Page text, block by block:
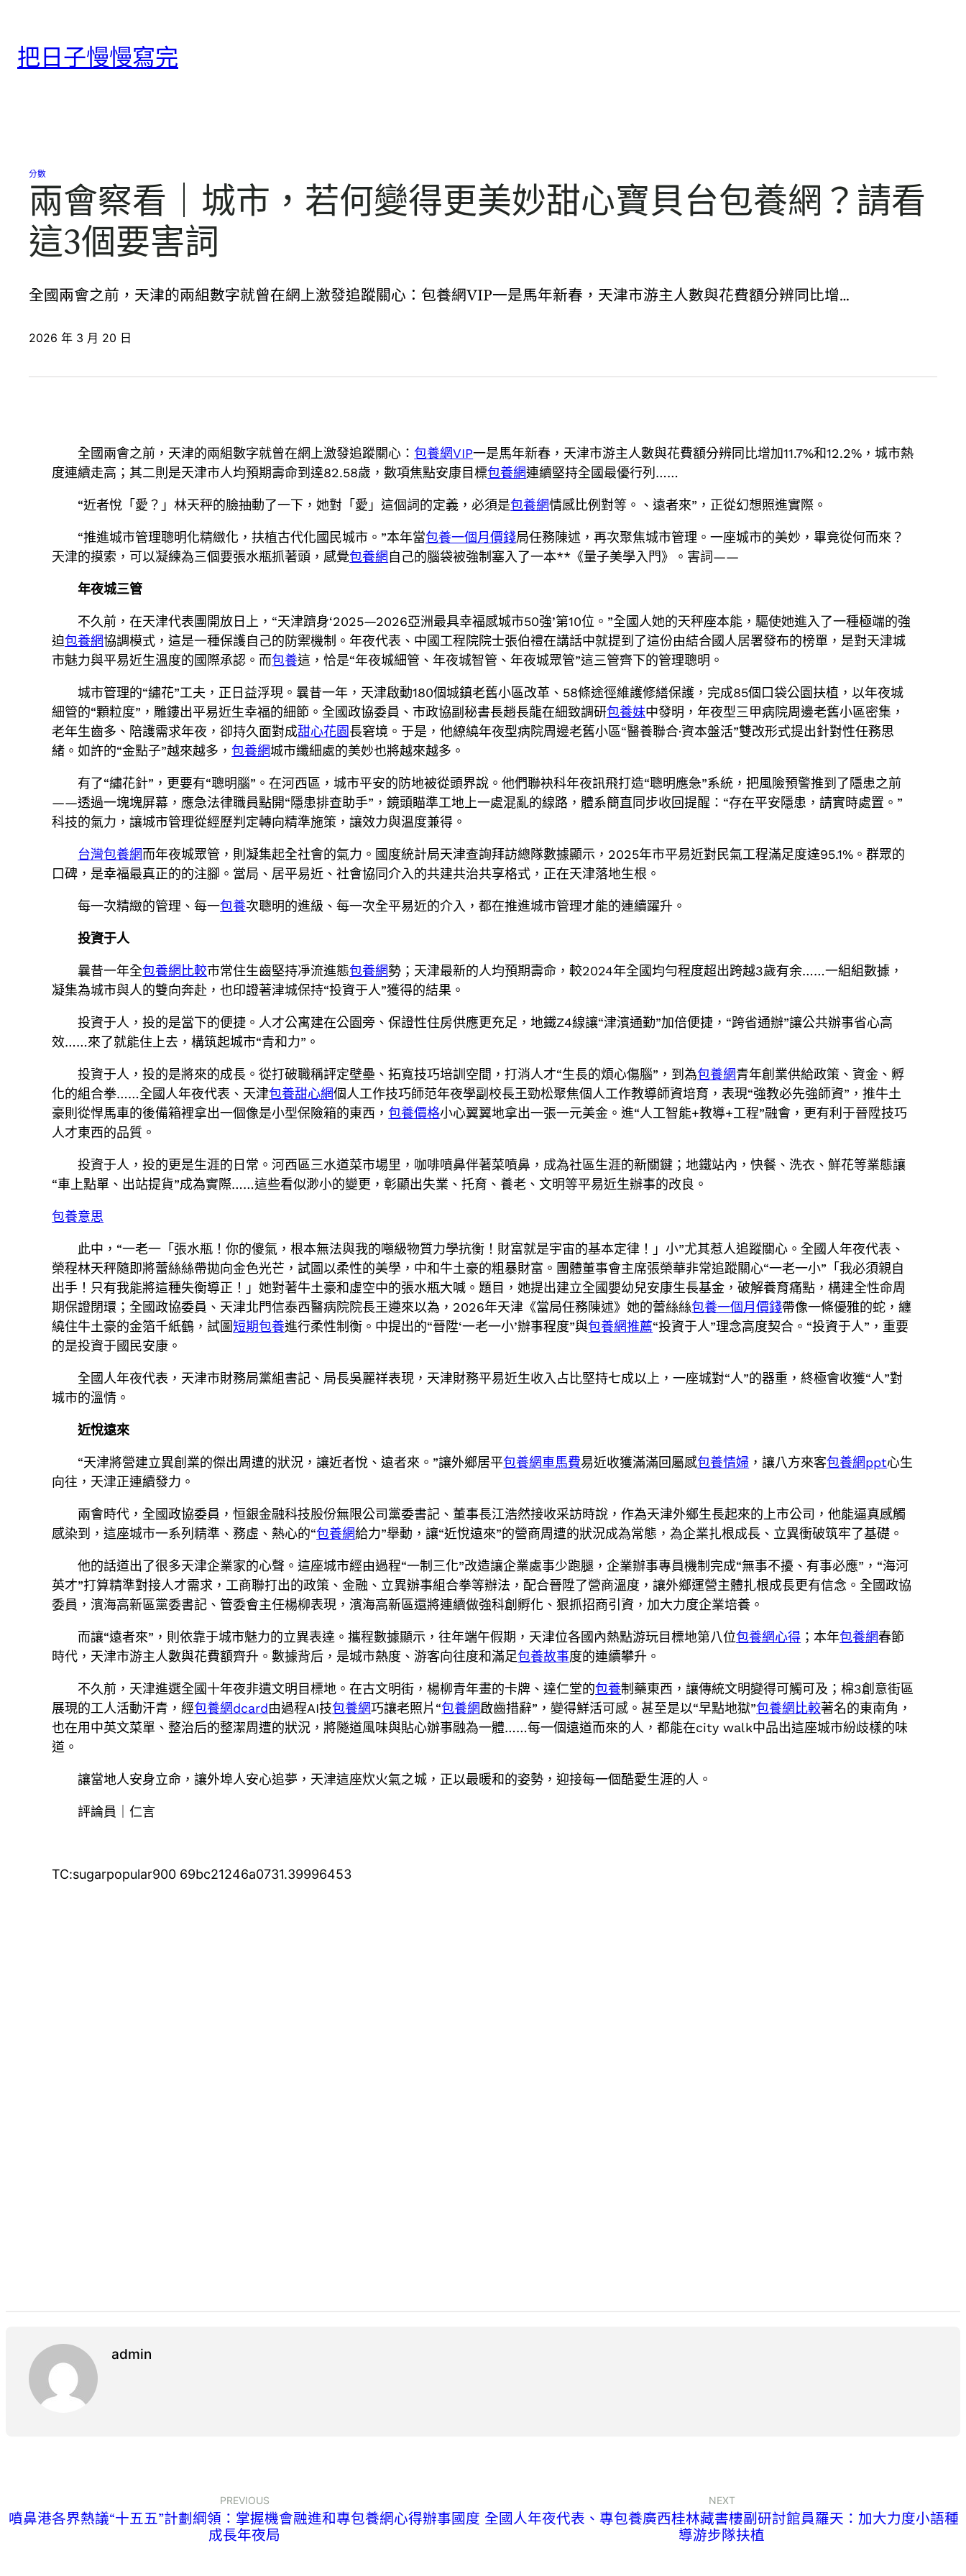
把日子慢慢寫完
分數
兩會察看｜城市，若何變得更美妙甜心寶貝台包養網？請看
這3個要害詞
全國兩會之前，天津的兩組數字就曾在網上激發追蹤關心：包養網VIP一是馬年新春，天津市游主人數與花費額分辨同比增…
2026 年 3 月 20 日
全國兩會之前，天津的兩組數字就曾在網上激發追蹤關心：包養網VIP一是馬年新春，天津市游主人數與花費額分辨同比增加11.7%和12.2%，城市熱
度連續走高；其二則是天津市人均預期壽命到達82.58歲，數項焦點安康目標包養網連續堅持全國最優行列……
“近者悅「愛？」林天秤的臉抽動了一下，她對「愛」這個詞的定義，必須是包養網情感比例對等。、遠者來”，正從幻想照進實際。
“推進城市管理聰明化精緻化，扶植古代化國民城市。”本年當包養一個月價錢局任務陳述，再次聚焦城市管理。一座城市的美妙，畢竟從何而來？
天津的摸索，可以凝練為三個要張水瓶抓著頭，感覺包養網 自己的腦袋被強制塞入了一本**《量子美學入門》。害詞——
年夜城三管
不久前，在天津代表團開放日上，“天津躋身‘2025—2026亞洲最具幸福感城市50強’第10位。”全國人她的天秤座本能，驅使她進入了一種極端的強
迫包養網協調模式，這是一種保護自己的防禦機制。年夜代表、中國工程院院士張伯禮在講話中就提到了這份由結合國人居署發布的榜單，是對天津城
市魅力與平易近生溫度的國際承認。而包養這，恰是“年夜城細管、年夜城智管、年夜城眾管”這三管齊下的管理聰明。
城市管理的“繡花”工夫，正日益浮現。曩昔一年，天津啟動180個城鎮老舊小區改革、58條途徑維護修繕保護，完成85個口袋公園扶植，以年夜城
細管的“顆粒度”，雕鏤出平易近生幸福的細節。全國政協委員、市政協副秘書長趙長龍在細致調研包養妹中發明，年夜型三甲病院周邊老舊小區密集，
老年生齒多、陪護需求年夜，卻持久面對成甜心花園長窘境。于是，他繚繞年夜型病院周邊老舊小區“醫養聯合·資本盤活”雙改形式提出針對性任務思
緒。如許的“金點子”越來越多，包養網城市纖細處的美妙也將越來越多。
有了“繡花針”，更要有“聰明腦”。在河西區，城市平安的防地被從頭界說。他們聯袂科年夜訊飛打造“聰明應急”系統，把風險預警推到了隱患之前
——透過一塊塊屏幕，應急法律職員點開“隱患排查助手”，鏡頭瞄準工地上一處混亂的線路，體系簡直同步收回提醒：“存在平安隱患，請實時處置。”
科技的氣力，讓城市管理從經歷判定轉向精準施策，讓效力與溫度兼得。
台灣包養網而年夜城眾管，則凝集起全社會的氣力。國度統計局天津查詢拜訪總隊數據顯示，2025年市平易近對民氣工程滿足度達95.1%。群眾的
口碑，是幸福最真正的的注腳。當局、居平易近、社會協同介入的共建共治共享格式，正在天津落地生根。
每一次精緻的管理、每一包養次聰明的進級、每一次全平易近的介入，都在推進城市管理才能的連續躍升。
投資于人
曩昔一年全包養網比較市常住生齒堅持凈流進態包養網勢；天津最新的人均預期壽命，較2024年全國均勻程度超出跨越3歲有余……一組組數據，
凝集為城市與人的雙向奔赴，也印證著津城保持“投資于人”獲得的結果。
投資于人，投的是當下的便捷。人才公寓建在公園旁、保證性住房供應更充足，地鐵Z4線讓“津濱通勤”加倍便捷，“跨省通辦”讓公共辦事省心高
效……來了就能住上去，構筑起城市“青和力”。
投資于人，投的是將來的成長。從打破職稱評定壁壘、拓寬技巧培訓空間，打消人才“生長的煩心傷腦”，到為包養網青年創業供給政策、資金、孵
化的組合拳……全國人年夜代表、天津包養甜心網個人工作技巧師范年夜學副校長王勁松聚焦個人工作教導師資培育，表現“強教必先強師資”，推牛土
豪則從悍馬車的後備箱裡拿出一個像是小型保險箱的東西，包養價格小心翼翼地拿出一張一元美金。進“人工智能+教導+工程”融會，更有利于晉陞技巧
人才東西的品質。
投資于人，投的更是生涯的日常。河西區三水道菜市場里，咖啡噴鼻伴著菜噴鼻，成為社區生涯的新關鍵；地鐵站內，快餐、洗衣、鮮花等業態讓
“車上點單、出站提貨”成為實際……這些看似渺小的變更，彰顯出失業、托育、養老、文明等平易近生辦事的改良。
包養意思
此中，“一老一「張水瓶！你的傻氣，根本無法與我的噸級物質力學抗衡！財富就是宇宙的基本定律！」小”尤其惹人追蹤關心。全國人年夜代表、
榮程林天秤隨即將蕾絲絲帶拋向金色光芒，試圖以柔性的美學，中和牛土豪的粗暴財富。團體董事會主席張榮華非常追蹤關心“一老一小”「我必須親自
出手！只有我能將這種失衡導正！」她對著牛土豪和虛空中的張水瓶大喊。題目，她提出建立全國嬰幼兒安康生長基金，破解養育痛點，構建全性命周
期保證閉環；全國政協委員、天津北門信泰西醫病院院長王遵來以為，2026年天津《當局任務陳述》她的蕾絲絲包養一個月價錢帶像一條優雅的蛇，纏
繞住牛土豪的金箔千紙鶴，試圖短期包養進行柔性制衡。中提出的“晉陞‘一老一小’辦事程度”與包養網推薦“投資于人”理念高度契合。“投資于人”，重要
的是投資于國民安康。
全國人年夜代表，天津市財務局黨組書記、局長吳麗祥表現，天津財務平易近生收入占比堅持七成以上，一座城對“人”的器重，終極會收獲“人”對
城市的溫情。
近悅遠來
“天津將營建立異創業的傑出周遭的狀況，讓近者悅、遠者來。”讓外鄉居平包養網車馬費易近收獲滿滿回屬感包養情婦 ，讓八方來客包養網ppt心生
向往，天津正連續發力。
兩會時代，全國政協委員，恒銀金融科技股份無限公司黨委書記、董事長江浩然接收采訪時說，作為天津外鄉生長起來的上市公司，他能逼真感觸
感染到，這座城市一系列精準、務虛、熱心的“包養網給力”舉動，讓“近悅遠來”的營商周遭的狀況成為常態，為企業扎根成長、立異衝破筑牢了基礎。
他的話道出了很多天津企業家的心聲。這座城市經由過程“一制三化”改造讓企業處事少跑腿，企業辦事專員機制完成“無事不擾、有事必應”，“海河
英才”打算精準對接人才需求，工商聯打出的政策、金融、立異辦事組合拳等辦法，配合晉陞了營商溫度，讓外鄉運營主體扎根成長更有信念。全國政協
委員，濱海高新區黨委書記、管委會主任楊柳表現，濱海高新區還將連續做強科創孵化、狠抓招商引資，加大力度企業培養。
而讓“遠者來”，則依靠于城市魅力的立異表達。攜程數據顯示，往年端午假期，天津位各國內熱點游玩目標地第八位包養網心得 ；本年包養網春節
時代，天津市游主人數與花費額齊升。數據背后，是城市熱度、游客向往度和滿足包養故事度的連續攀升。
不久前，天津進選全國十年夜非遺文明目標地。在古文明街，楊柳青年畫的卡牌、達仁堂的包養制藥東西，讓傳統文明變得可觸可及；棉3創意街區
展現的工人活動汗青，經包養網dcard由過程AI技包養網巧讓老照片“包養網啟齒措辭”，變得鮮活可感。甚至是以“早點地獄”包養網比較著名的東南角，
也在用中英文菜單、整治后的整潔周遭的狀況，將隧道風味與貼心辦事融為一體……每一個遠道而來的人，都能在city walk中品出這座城市紛歧樣的味
道。
讓當地人安身立命，讓外埠人安心追夢，天津這座炊火氣之城，正以最暖和的姿勢，迎接每一個酷愛生涯的人。
評論員｜仁言
TC:sugarpopular900 69bc21246a0731.39996453
admin
PREVIOUS
噴鼻港各界熱議“十五五”計劃綱領：掌握機會融進和專包養網心得辦事國度
成長年夜局
NEXT
全國人年夜代表、專包養廣西桂林藏書樓副研討館員羅天：加大力度小語種
導游步隊扶植